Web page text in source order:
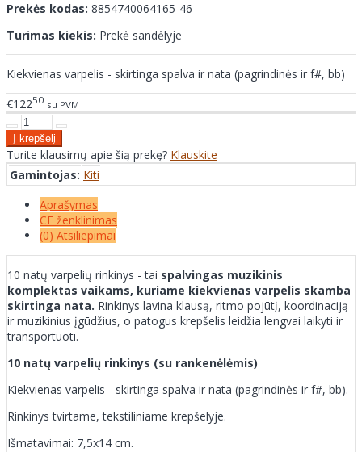
Prekės kodas: 8854740064165-46
Turimas kiekis: Prekė sandėlyje
Kiekvienas varpelis - skirtinga spalva ir nata (pagrindinės ir f#, bb)
€12250 su PVM
Turite klausimų apie šią prekę? Klauskite
Gamintojas: Kiti
Aprašymas
CE ženklinimas
(0) Atsiliepimai
10 natų varpelių rinkinys - tai spalvingas muzikinis
komplektas vaikams, kuriame kiekvienas varpelis skamba
skirtinga nata. Rinkinys lavina klausą, ritmo pojūtį, koordinaciją
ir muzikinius įgūdžius, o patogus krepšelis leidžia lengvai laikyti ir
transportuoti.
10 natų varpelių rinkinys (su rankenėlėmis)
Kiekvienas varpelis - skirtinga spalva ir nata (pagrindinės ir f#, bb).
Rinkinys tvirtame, tekstiliniame krepšelyje.
Išmatavimai: 7,5x14 cm.